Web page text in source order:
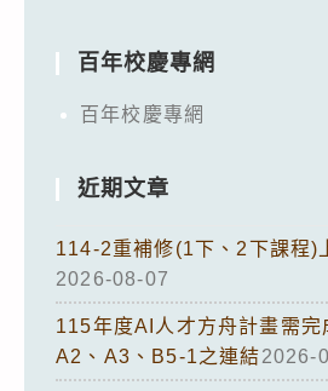
百年校慶專網
百年校慶專網
近期文章
114-2重補修(1下、2下課程)
2026-08-07
115年度AI人才方舟計畫需完
A2、A3、B5-1之連結2026-